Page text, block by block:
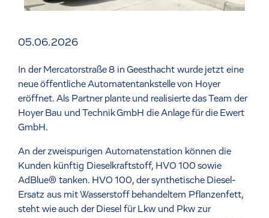
05.06.2026
In der Mercatorstraße 8 in Geesthacht wurde jetzt eine
neue öffentliche Automatentankstelle von Hoyer
eröffnet. Als Partner plante und realisierte das Team der
Hoyer Bau und Technik GmbH die Anlage für die Ewert
GmbH.
An der zweispurigen Automatenstation können die
Kunden künftig Dieselkraftstoff, HVO 100 sowie
AdBlue® tanken. HVO 100, der synthetische Diesel-
Ersatz aus mit Wasserstoff behandeltem Pflanzenfett,
steht wie auch der Diesel für Lkw und Pkw zur